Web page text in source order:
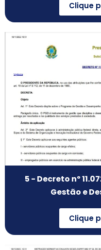
Clique
5 - Decreto nº
Gestão e
Clique